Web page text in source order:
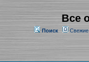
Все
Поиск